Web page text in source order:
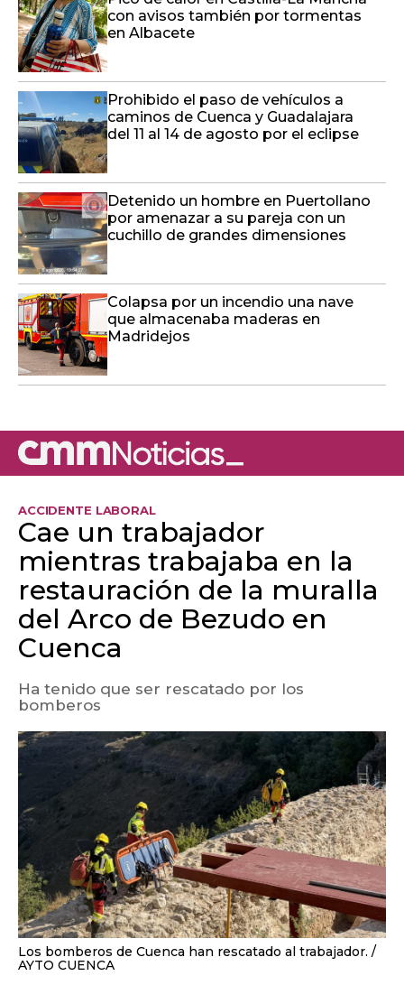
Prohibido el paso de vehículos a
caminos de Cuenca y Guadalajara
del 11 al 14 de agosto por el eclipse
Detenido un hombre en Puertollano
por amenazar a su pareja con un
cuchillo de grandes dimensiones
Colapsa por un incendio una nave
que almacenaba maderas en
Madridejos
Cae un trabajador
mientras trabajaba en la
restauración de la muralla
del Arco de Bezudo en
Cuenca
Ha tenido que ser rescatado por los
bomberos
Los bomberos de Cuenca han rescatado al trabajador.
AYTO CUENCA
Facebook
TwitterLinkedInEnviar
por
WhatsappTelegram
Copiar
URL